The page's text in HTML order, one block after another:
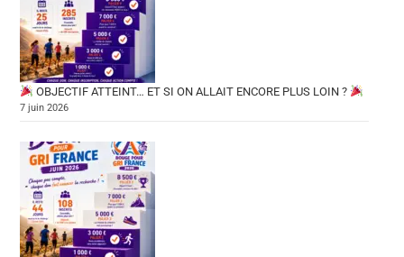
OBJECTIF ATTEINT… ET SI ON ALLAIT ENCORE PLUS LOIN ?
7 juin 2026